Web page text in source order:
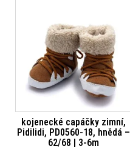
kojenecké capáčky zimní,
Pidilidi, PD0560-18, hnědá –
62/68 | 3-6m